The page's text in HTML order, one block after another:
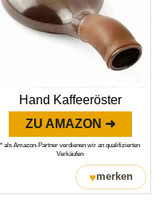
Hand Kaffeeröster
ZU AMAZON ➜
* als Amazon-Partner verdienen wir an qualifizierten
Verkäufen
♥merken